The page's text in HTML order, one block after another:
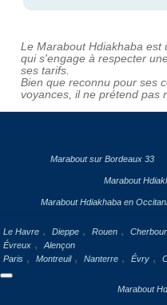
Le Marabout Hdiakhaba est
qui s'engage à respecter
ses tarifs.
Bien que reconnu pour ses
voyances, il ne prétend pas
Marabout sur Bordeaux 33
Marabout
Marabout Hdiakhaba en
Le Havre , Dieppe , Rouen ,
Évreux ,
Alençon
Paris , Montreuil , Nanterre , Évry ,
Marabout